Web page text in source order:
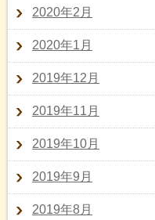
2020年2月
2020年1月
2019年12月
2019年11月
2019年10月
2019年9月
2019年8月